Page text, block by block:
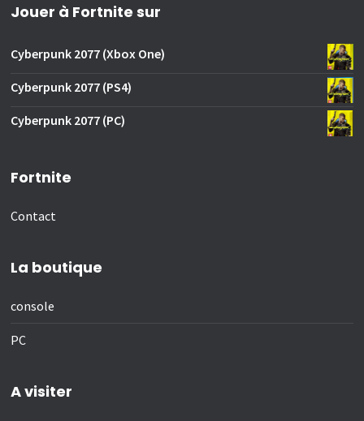
Jouer à Fortnite sur
Cyberpunk 2077 (Xbox One)
Cyberpunk 2077 (PS4)
Cyberpunk 2077 (PC)
Fortnite
Contact
La boutique
console
PC
A visiter